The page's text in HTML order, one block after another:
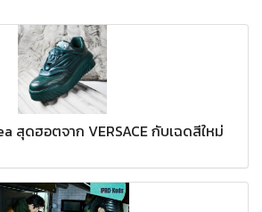
สุดฮอตจาก VERSACE กับเฉดสีใหม่